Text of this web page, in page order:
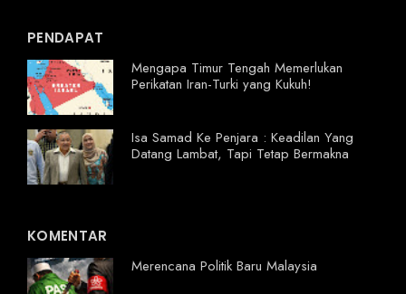
PENDAPAT
Mengapa Timur Tengah Memerlukan
Perikatan Iran-Turki yang Kukuh!
Isa Samad Ke Penjara : Keadilan Yang
Datang Lambat, Tapi Tetap Bermakna
KOMENTAR
Merencana Politik Baru Malaysia